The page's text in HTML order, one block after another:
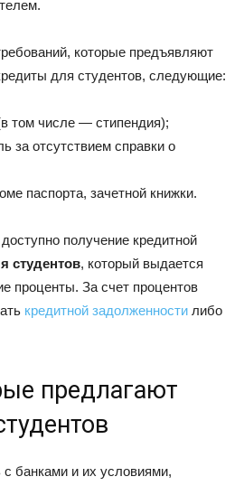
которые предъявляют
для студентов, следующие:
том числе — стипендия);
за отсутствием справки о
паспорта, зачетной книжки.
получение кредитной
студентов, который выдается
проценты. За счет процентов
кредитной задолженности либо
предлагают
банками и их условиями,